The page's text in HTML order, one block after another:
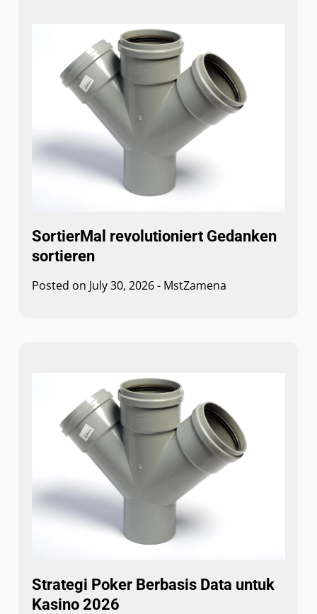
SortierMal revolutioniert Gedanken
sortieren
Posted on July 30, 2026- MstZamena
Strategi Poker Berbasis Data untuk
Kasino 2026